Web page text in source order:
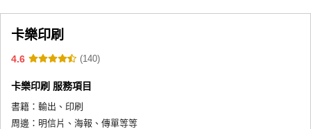
攤位轉讓區
會員功能選單
會員中心
卡樂印刷
4.6 (140)
卡樂印刷 服務項目
書籍： 輸出、印刷
周邊： 明信片、海報、傳單等等